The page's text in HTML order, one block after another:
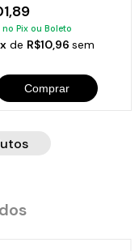
Pix ou Boleto
de R$10,96 sem
Comprar